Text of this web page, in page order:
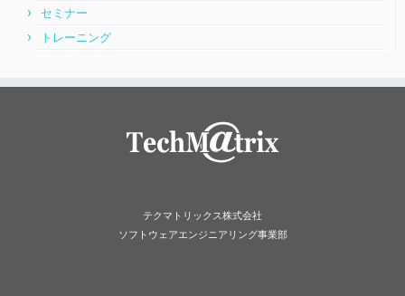
セミナー
トレーニング
テクマトリックス株式会社
ソフトウェアエンジニアリング事業部